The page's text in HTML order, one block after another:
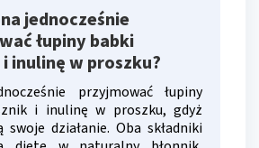
jednocześnie
łupiny babki
i inulinę w proszku?
przyjmować łupiny
i inulinę w proszku, gdyż
swoje działanie. Oba składniki